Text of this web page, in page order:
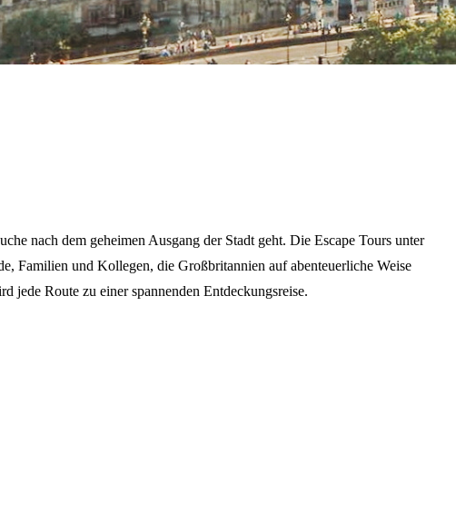
nach dem geheimen Ausgang der Stadt geht. Die Escape Tours unter
Familien und Kollegen, die Großbritannien auf abenteuerliche Weise
jede Route zu einer spannenden Entdeckungsreise.